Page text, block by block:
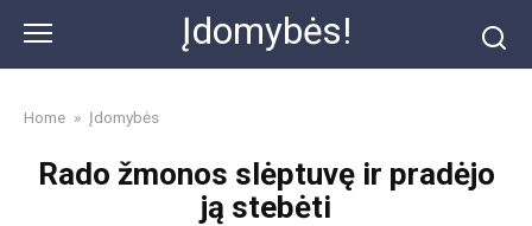
content
Įdomybės!
Home » Įdomybės
Rado žmonos slėptuvę ir pradėjo
ją stebėti